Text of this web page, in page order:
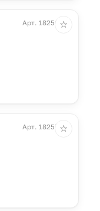
Арт. 18256.40
☆
Арт. 18257.30
☆